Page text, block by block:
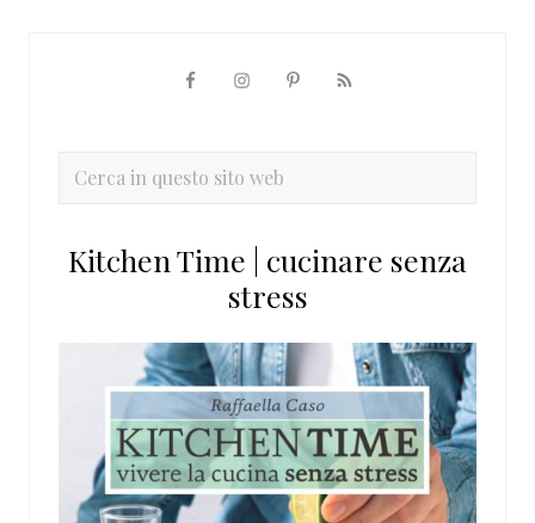
primaria
Cerca
sito
Kitchen Time | cucinare senza
stress